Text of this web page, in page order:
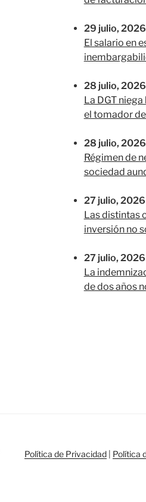
29 julio, 2026
El salario en
28 julio, 2026
La DGT
el tomador
28 julio, 2026
Régimen de
sociedad
27 julio, 2026
Las distintas
inversión no
27 julio, 2026
La
de dos años
Política de Privacidad Política